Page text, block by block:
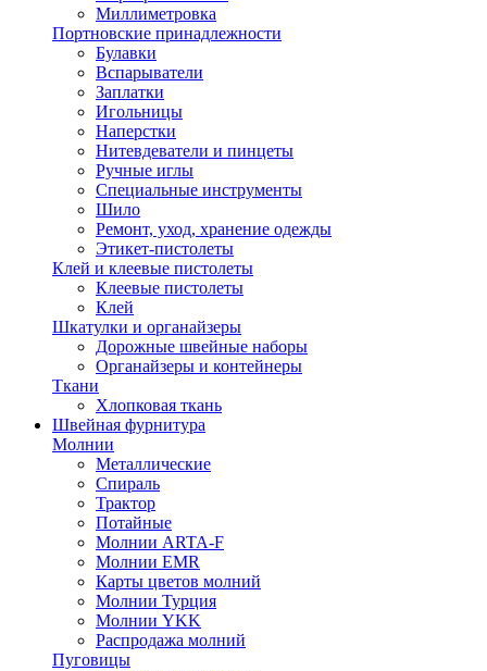
Миллиметровка
Портновские принадлежности
Булавки
Вспарыватели
Заплатки
Игольницы
Наперстки
Нитевдеватели и пинцеты
Ручные иглы
Специальные инструменты
Шило
Ремонт, уход, хранение одежды
Этикет-пистолеты
Клей и клеевые пистолеты
Клеевые пистолеты
Клей
Шкатулки и органайзеры
Дорожные швейные наборы
Органайзеры и контейнеры
Ткани
Хлопковая ткань
Швейная фурнитура
Молнии
Металлические
Спираль
Трактор
Потайные
Молнии ARTA-F
Молнии EMR
Карты цветов молний
Молнии Турция
Молнии YKK
Распродажа молний
Пуговицы